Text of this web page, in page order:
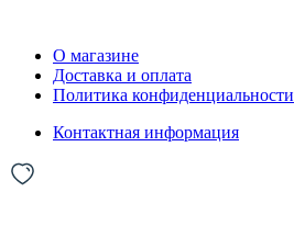
О магазине
Доставка и оплата
Политика конфиденциальности
Контактная информация